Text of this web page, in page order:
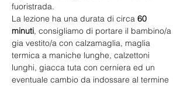
fuoristrada.
La lezione ha una durata di circa 60
minuti, consigliamo di portare il bambino/a
gia vestito/a con calzamaglia, maglia
termica a maniche lunghe, calzettoni
lunghi, giacca tuta con cerniera ed un
eventuale cambio da indossare al termine